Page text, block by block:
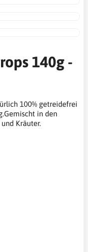
140g -
100% getreidefrei
in den
Kräuter.